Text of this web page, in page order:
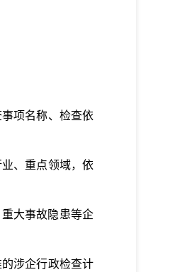
项名称、检查依
、重点领域，依
大事故隐患等企
涉企行政检查计